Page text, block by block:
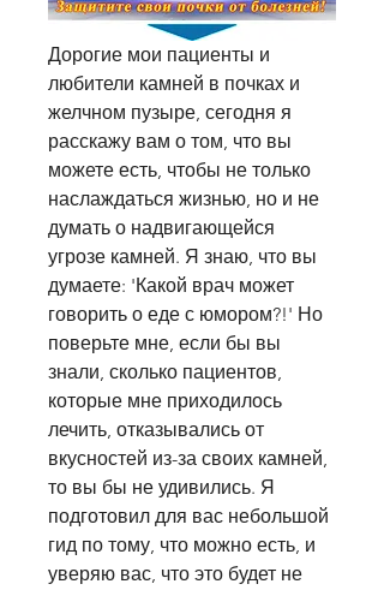
Дорогие мои пациенты и
любители камней в почках и
желчном пузыре, сегодня я
расскажу вам о том, что вы
можете есть, чтобы не только
наслаждаться жизнью, но и не
думать о надвигающейся
угрозе камней. Я знаю, что вы
думаете: 'Какой врач может
говорить о еде с юмором?!' Но
поверьте мне, если бы вы
знали, сколько пациентов,
которые мне приходилось
лечить, отказывались от
вкусностей из-за своих камней,
то вы бы не удивились. Я
подготовил для вас небольшой
гид по тому, что можно есть, и
уверяю вас, что это будет не